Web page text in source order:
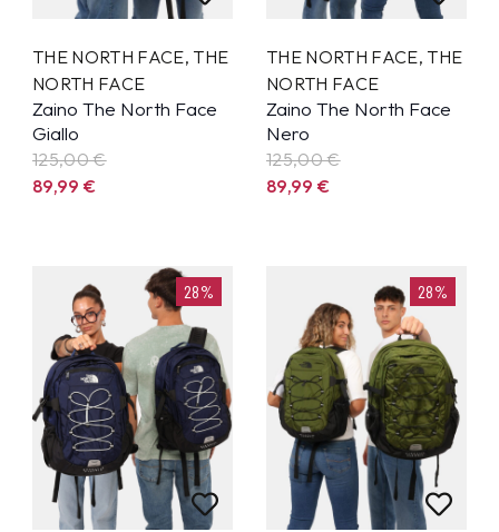
THE NORTH FACE, THE
NORTH FACE
Zaino The North Face
Giallo
125,00 €
89,99€
THE NORTH FACE, THE
NORTH FACE
Zaino The North Face
Nero
125,00 €
89,99€
28% 28%